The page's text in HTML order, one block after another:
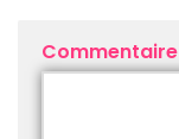
Commentaire